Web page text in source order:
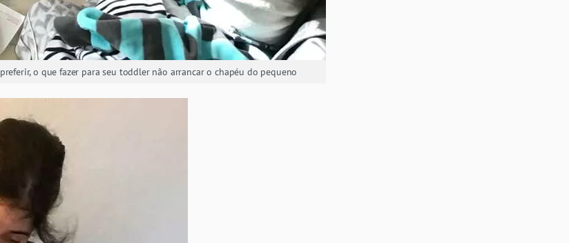
o que fazer para seu toddler não arrancar o chapéu do pequeno